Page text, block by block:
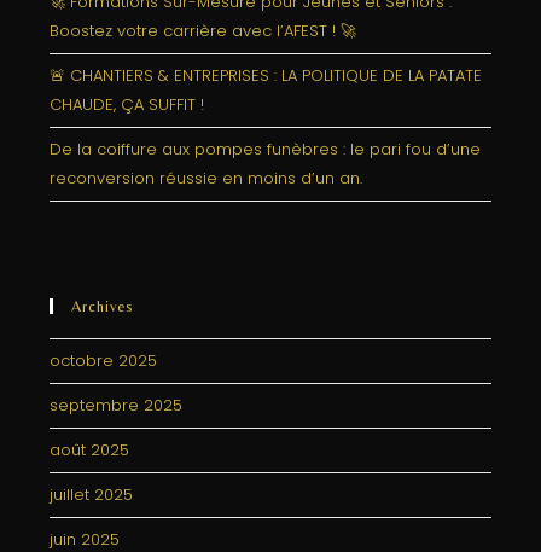
Boostez votre carrière avec l’AFEST ! 🚀
🚨 CHANTIERS & ENTREPRISES : LA POLITIQUE DE LA PATATE
CHAUDE, ÇA SUFFIT !
De la coiffure aux pompes funèbres : le pari fou d’une
reconversion réussie en moins d’un an.
Archives
octobre 2025
septembre 2025
août 2025
juillet 2025
juin 2025